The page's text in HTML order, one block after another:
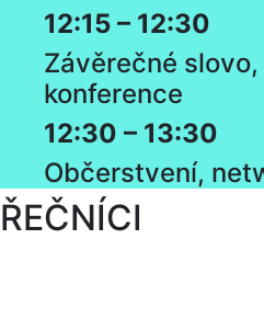
12:15 – 12:30
Závěrečné slovo,
konference
12:30 – 13:30
Občerstvení,
ŘEČNÍCI